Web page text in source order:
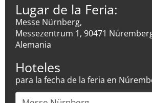
Lugar de la Feria:
Messe Nürnberg,
Messezentrum 1, 90471
Alemania
Hoteles
para la fecha de la feria en